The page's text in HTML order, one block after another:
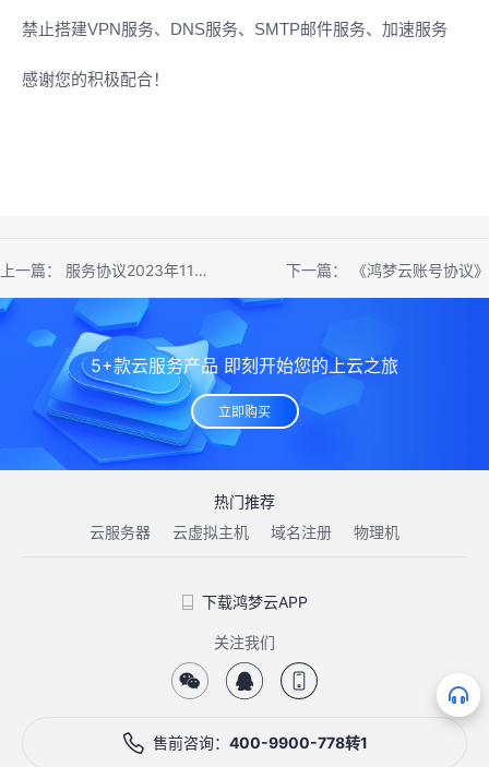
禁止搭建VPN服务、DNS服务、SMTP邮件服务、加速服务
感谢您的积极配合！
上一篇： 服务协议2023年11月版 下一篇： 《鸿梦云账号协议》
5+款云服务产品 即刻开始您的上云之旅
立即购买
热门推荐
云服务器
云虚拟主机 域名注册 物理机
下载鸿梦云APP
关注我们
售前咨询： 400-9900-778转1